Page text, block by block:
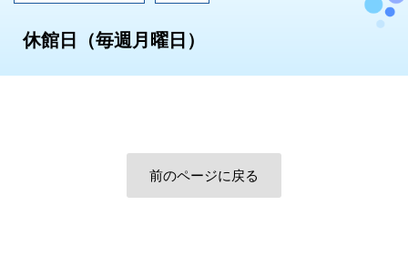
休館日（毎週月曜日）
前のページに戻る